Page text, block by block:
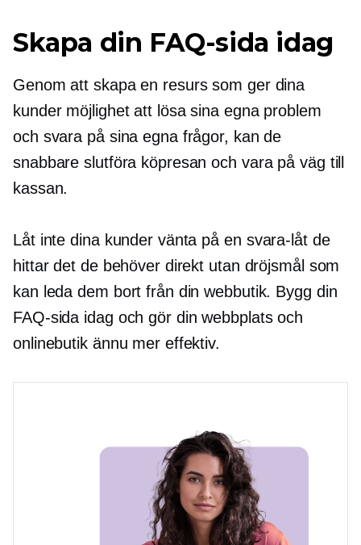
Skapa din FAQ-sida idag
Genom att skapa en resurs som ger dina
kunder möjlighet att lösa sina egna problem
och svara på sina egna frågor, kan de
snabbare slutföra köpresan och vara på väg till
kassan.
Låt inte dina kunder vänta på en svara-låtde
hittar det de behöver direkt utan dröjsmål som
kan leda dem bort från din webbutik. Bygg din
FAQ-sida idag och gör din webbplats och
onlinebutik ännu mer effektiv.